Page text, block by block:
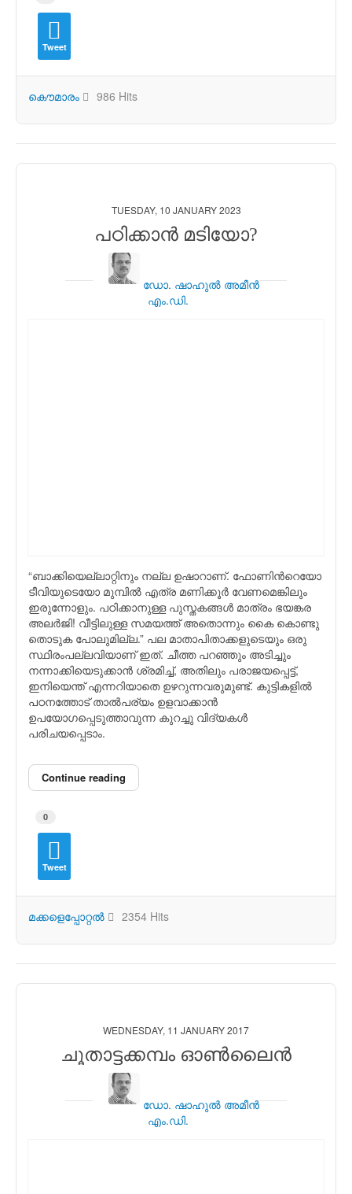
Tweet
കൌമാരം 986 Hits
TUESDAY, 10 JANUARY 2023
പഠിക്കാന്‍ മടിയോ?
ഡോ. ഷാഹുല്‍ അമീന്‍
എം.ഡി.
“ബാക്കിയെല്ലാറ്റിനും നല്ല ഉഷാറാണ്. ഫോണിന്‍റെയോ
ടീവിയുടെയോ മുമ്പില്‍ എത്ര മണിക്കൂര്‍ വേണമെങ്കിലും
ഇരുന്നോളും. പഠിക്കാനുള്ള പുസ്തകങ്ങള്‍ മാത്രം ഭയങ്കര
അലര്‍ജി! വീട്ടിലുള്ള സമയത്ത് അതൊന്നും കൈ കൊണ്ടു
തൊടുക പോലുമില്ല.” പല മാതാപിതാക്കളുടെയും ഒരു
സ്ഥിരംപല്ലവിയാണ് ഇത്. ചീത്ത പറഞ്ഞും അടിച്ചും
നന്നാക്കിയെടുക്കാന്‍ ശ്രമിച്ച്, അതിലും പരാജയപ്പെട്ട്,
ഇനിയെന്ത് എന്നറിയാതെ ഉഴറുന്നവരുമുണ്ട്. കുട്ടികളില്‍
പഠനത്തോട് താല്‍പര്യം ഉളവാക്കാന്‍
ഉപയോഗപ്പെടുത്താവുന്ന കുറച്ചു വിദ്യകള്‍
പരിചയപ്പെടാം.
Continue reading
0
Tweet
മക്കളെപ്പോറ്റല്‍ 2354 Hits
WEDNESDAY, 11 JANUARY 2017
ചൂതാട്ടക്കമ്പം ഓണ്‍ലൈന്‍
ഡോ. ഷാഹുല്‍ അമീന്‍
എം.ഡി.